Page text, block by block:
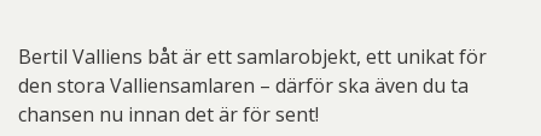
Bertil Valliens båt är ett samlarobjekt, ett unikat för
den stora Valliensamlaren – därför ska även du ta
chansen nu innan det är för sent!